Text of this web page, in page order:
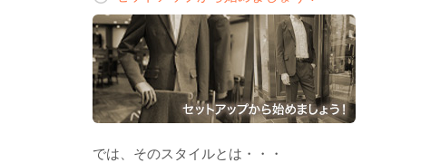
では、そのスタイルとは・・・